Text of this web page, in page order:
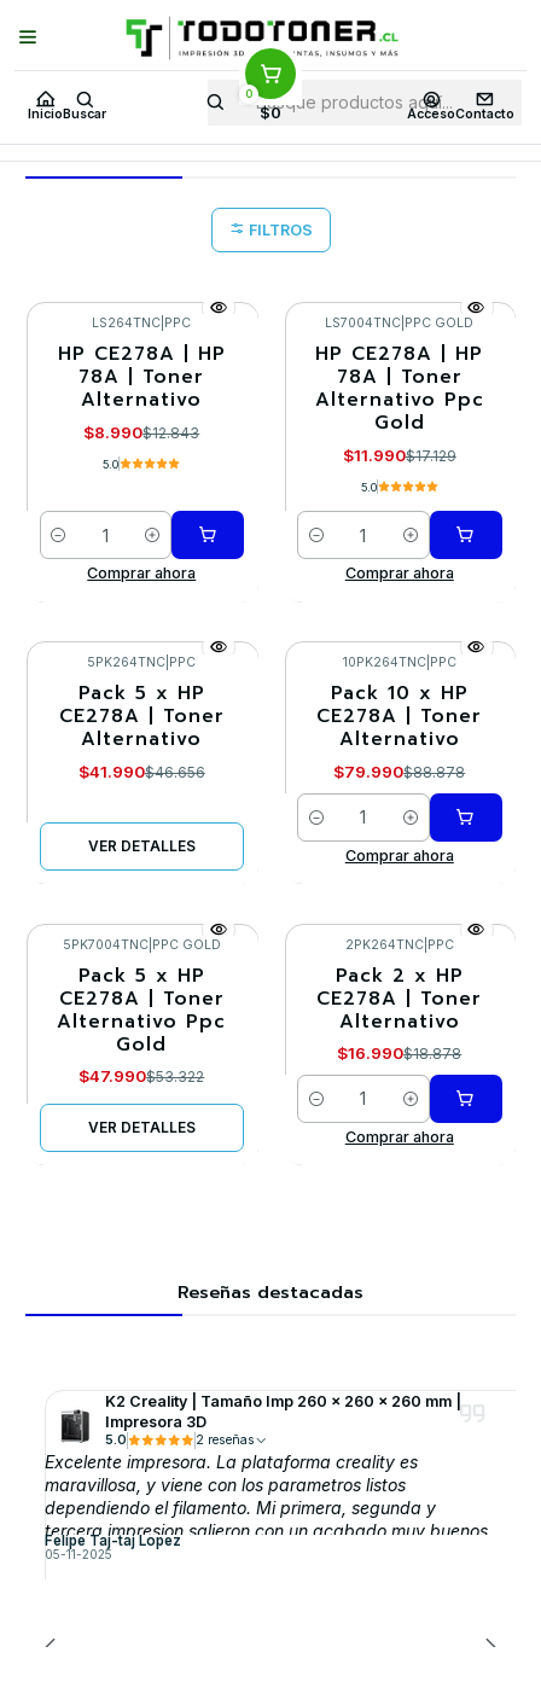
Inicio Buscar
0
$0 AccesoContacto
Puedes Elegir: Comprar enTienda· Despachoa Todo Chile · Retiro en
Tienda en24 Horas
Inicio Toner y tambor Toner Alternativo HP Equipos HP P1607
P1607
FILTROS
-30%
LS264TNC PPC
HP CE278A | HP
78A | Toner
Alternativo
$8.990$12.843
5.0
Cantidad
Comprar ahora
-30%
LS7004TNC PPC GOLD
HP CE278A | HP
78A | Toner
Alternativo Ppc
Gold
$11.990$17.129
5.0
Cantidad
Comprar ahora
-10%
Agotado
5PK264TNC PPC
Pack 5 x HP
CE278A | Toner
Alternativo
$41.990$46.656
VER DETALLES
-10%
10PK264TNC| PPC
Pack 10 x HP
CE278A | Toner
Alternativo
$79.990$88.878
Cantidad
Comprar ahora
-10%
Agotado
5PK7004TNC| PPC GOLD
Pack 5 x HP
CE278A | Toner
Alternativo Ppc
Gold
$47.990$53.322
VER DETALLES
-10%
2PK264TNC| PPC
Pack 2 x HP
CE278A | Toner
Alternativo
$16.990$18.878
Cantidad
Comprar ahora
Reseñas destacadas
K2 Creality | Tamaño Imp 260 x 260 x 260 mm |
Impresora 3D
5.0 2 reseñas
Excelente impresora. La plataforma creality es
maravillosa, y viene con los parametros listos
dependiendo el filamento. Mi primera, segunda y
tercera impresion salieron con un acabado muy buenos,
sin modificar parametros
Felipe Taj-taj Lopez
05-11-2025